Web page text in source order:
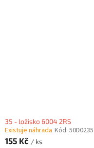
35 - ložisko 6004 2RS
Existuje náhrada Kód: 50D0235
155 Kč / ks